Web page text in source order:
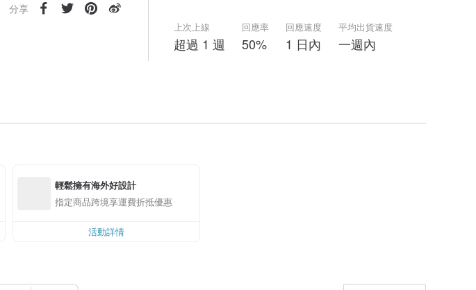
分享
上次上線
超過 1 週
回應率
50%
回應速度
1 日內
平均出貨速度
一週內
輕鬆擁有海外好設計
指定商品跨境享運費折抵優惠
活動詳情